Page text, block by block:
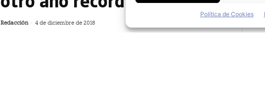
Política de Cookies
Redacción - 4 de diciembre de 2018